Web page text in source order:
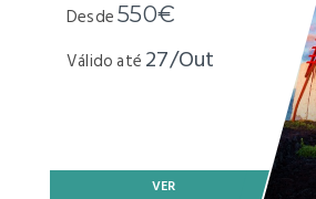
Desde550€
Válido até 27/Out
VER